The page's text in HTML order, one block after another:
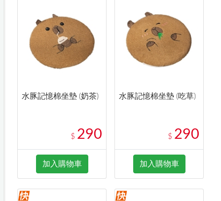
水豚記憶棉坐墊 (奶茶)
$ 290
加入購物車
水豚記憶棉坐墊 (吃草)
$ 290
加入購物車